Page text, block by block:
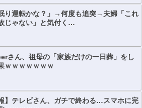
眠り運転かな？」→何度も追突→夫婦「これ
じゃない」と気付く…
さん、祖母の「家族だけの一日葬」をし
ｗｗｗｗｗｗｗ
】テレビさん、ガチで終わる…スマホに完